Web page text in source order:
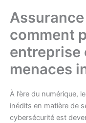
comment
entreprise
menaces
À l’ère du numérique,
inédits en matière de
cybersécurité est